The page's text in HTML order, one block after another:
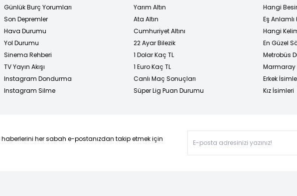
Günlük Burç Yorumları
Son Depremler
Hava Durumu
Yol Durumu
Sinema Rehberi
TV Yayın Akışı
Instagram Dondurma
Instagram Silme
Yarım Altın
Ata Altın
Cumhuriyet Altını
22 Ayar Bilezik
1 Dolar Kaç TL
1 Euro Kaç TL
Canlı Maç Sonuçları
Süper Lig Puan Durumu
Hangi
Eş
Hangi
En Güzel
Metrobüs
Marmaray
Erkek
Kız İsimleri
her sabah e-postanızdan takip etmek için